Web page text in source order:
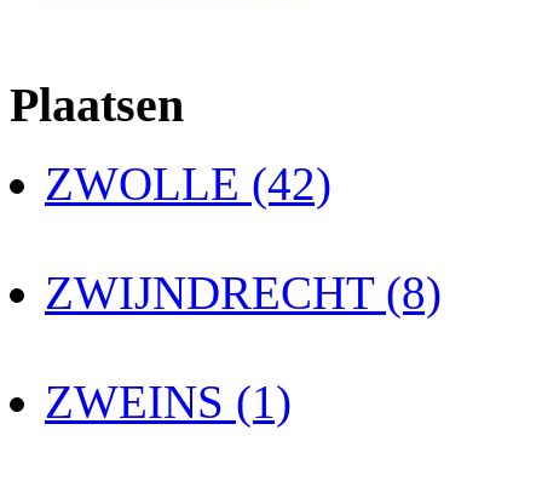
Plaatsen
ZWOLLE (42)
ZWIJNDRECHT (8)
ZWEINS (1)